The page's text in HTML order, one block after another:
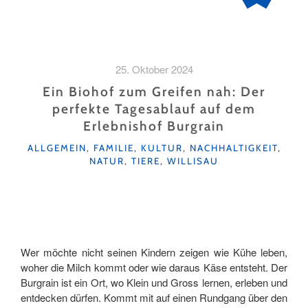
25. Oktober 2024
Ein Biohof zum Greifen nah: Der
perfekte Tagesablauf auf dem
Erlebnishof Burgrain
KATEGORIEN
ALLGEMEIN, FAMILIE, KULTUR, NACHHALTIGKEIT,
NATUR, TIERE, WILLISAU
Wer möchte nicht seinen Kindern zeigen wie Kühe leben,
woher die Milch kommt oder wie daraus Käse entsteht. Der
Burgrain ist ein Ort, wo Klein und Gross lernen, erleben und
entdecken dürfen. Kommt mit auf einen Rundgang über den